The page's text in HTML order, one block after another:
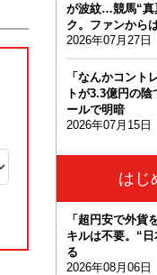
が波紋…競馬“真
ク。ファンから
2026年07月27日
「なんかコント
トが3.3億円の
ールで明暗
2026年07月15日
はじ
「超円安で外貨
キルは不要。“
る
2026年08月06日